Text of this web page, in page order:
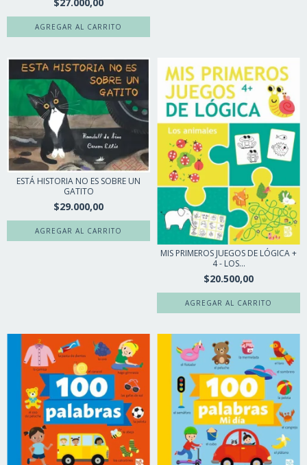
ESTÁ HISTORIA NO ES SOBRE UN
GATITO
$29.000,00
MIS PRIMEROS JUEGOS DE LÓGICA +
4 - LOS...
$20.500,00